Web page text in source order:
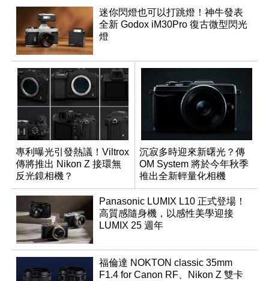
迷你閃燈也可以打跳燈！神牛發表
全新 Godox iM30Pro 復古微型閃光
燈
專利曝光引發熱議！Viltrox
傳將推出 Nikon Z 接環無
反光鏡相機？
沉寂多時迎來新曙光？傳
OM System 將於今年秋季
推出全新輕量化相機
Panasonic LUMIX L10 正式登場！
高質感隨身機，以感性美學迎接
LUMIX 25 週年
福倫達 NOKTON classic 35mm
F1.4 for Canon RF、Nikon Z 雙卡